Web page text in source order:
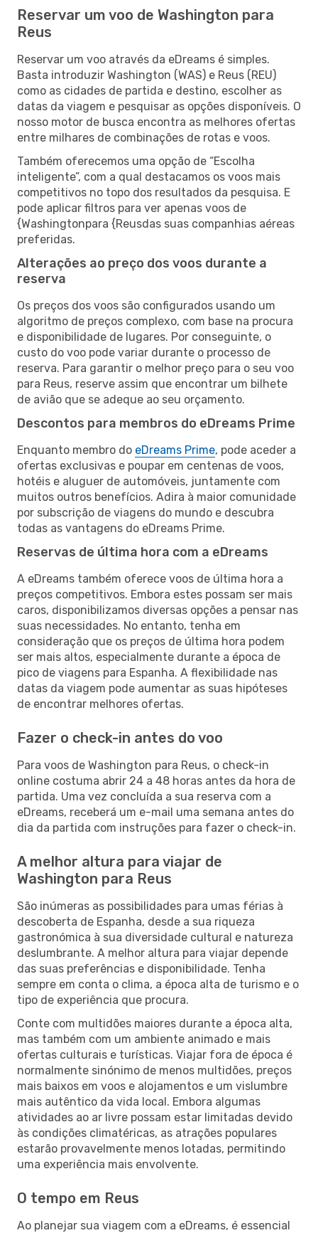
Reservar um voo de Washington para
Reus
Reservar um voo através da eDreams é simples.
Basta introduzir Washington (WAS) e Reus (REU)
como as cidades de partida e destino, escolher as
datas da viagem e pesquisar as opções disponíveis. O
nosso motor de busca encontra as melhores ofertas
entre milhares de combinações de rotas e voos.
Também oferecemos uma opção de “Escolha
inteligente”, com a qual destacamos os voos mais
competitivos no topo dos resultados da pesquisa. E
pode aplicar filtros para ver apenas voos de
{Washingtonpara {Reusdas suas companhias aéreas
preferidas.
Alterações ao preço dos voos durante a
reserva
Os preços dos voos são configurados usando um
algoritmo de preços complexo, com base na procura
e disponibilidade de lugares. Por conseguinte, o
custo do voo pode variar durante o processo de
reserva. Para garantir o melhor preço para o seu voo
para Reus, reserve assim que encontrar um bilhete
de avião que se adeque ao seu orçamento.
Descontos para membros do eDreams Prime
Enquanto membro do eDreams Prime, pode aceder a
ofertas exclusivas e poupar em centenas de voos,
hotéis e aluguer de automóveis, juntamente com
muitos outros benefícios. Adira à maior comunidade
por subscrição de viagens do mundo e descubra
todas as vantagens do eDreams Prime.
Reservas de última hora com a eDreams
A eDreams também oferece voos de última hora a
preços competitivos. Embora estes possam ser mais
caros, disponibilizamos diversas opções a pensar nas
suas necessidades. No entanto, tenha em
consideração que os preços de última hora podem
ser mais altos, especialmente durante a época de
pico de viagens para Espanha. A flexibilidade nas
datas da viagem pode aumentar as suas hipóteses
de encontrar melhores ofertas.
Fazer o check-in antes do voo
Para voos de Washington para Reus, o check-in
online costuma abrir 24 a 48 horas antes da hora de
partida. Uma vez concluída a sua reserva com a
eDreams, receberá um e-mail uma semana antes do
dia da partida com instruções para fazer o check-in.
A melhor altura para viajar de
Washington para Reus
São inúmeras as possibilidades para umas férias à
descoberta de Espanha, desde a sua riqueza
gastronómica à sua diversidade cultural e natureza
deslumbrante. A melhor altura para viajar depende
das suas preferências e disponibilidade. Tenha
sempre em conta o clima, a época alta de turismo e o
tipo de experiência que procura.
Conte com multidões maiores durante a época alta,
mas também com um ambiente animado e mais
ofertas culturais e turísticas. Viajar fora de época é
normalmente sinónimo de menos multidões, preços
mais baixos em voos e alojamentos e um vislumbre
mais autêntico da vida local. Embora algumas
atividades ao ar livre possam estar limitadas devido
às condições climatéricas, as atrações populares
estarão provavelmente menos lotadas, permitindo
uma experiência mais envolvente.
O tempo em Reus
Ao planejar sua viagem com a eDreams, é essencial